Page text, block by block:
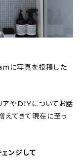
に写真を投稿した
アやDIYについてお話
えてきて現在に至っ
ンジして